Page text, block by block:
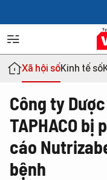
Xã hội sốKinh tế số
Công ty
TAPHACO
cáo
bệnh